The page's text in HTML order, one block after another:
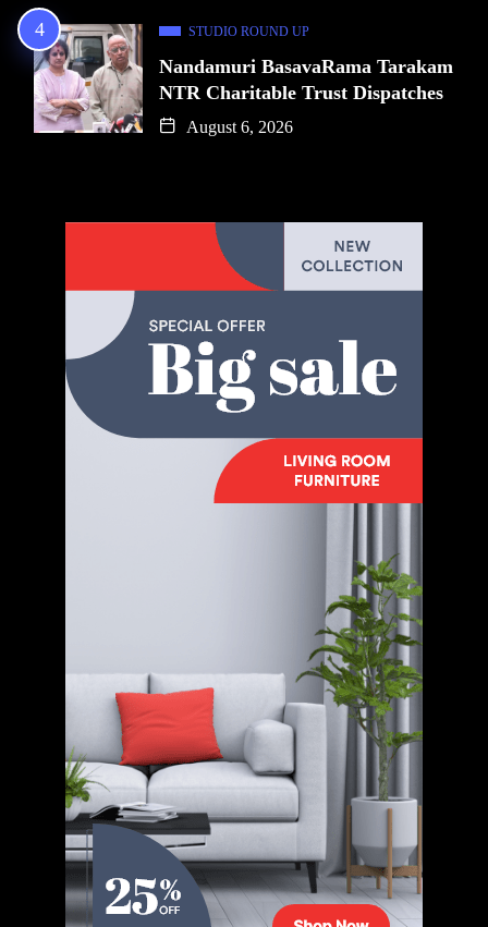
STUDIO ROUND UP
Nandamuri BasavaRama Tarakam
NTR Charitable Trust Dispatches
August 6, 2026